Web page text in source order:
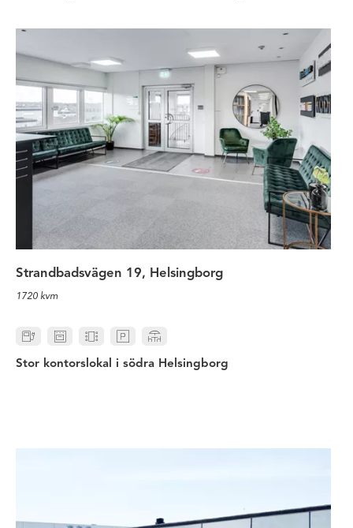
Stor kontorslokal i södra
Strandbadsvägen 19, Helsingborg
1720 kvm
Stor kontorslokal i södra Helsingborg